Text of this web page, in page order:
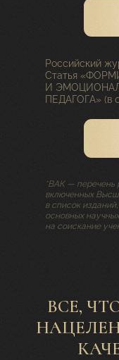
*ВАК — перечень
включенных
в список
основных
на соискание
Российский
Статья
И
ПЕДАГОГА» (в
ВСЕ,